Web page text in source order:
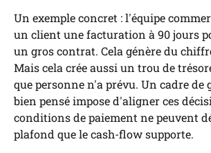
Un exemple concret : l'équipe
un client une facturation à 90 jours
un gros contrat. Cela génère du
Mais cela crée aussi un trou de
que personne n'a prévu. Un cadre de
bien pensé impose d'aligner ces
conditions de paiement ne peuvent
plafond que le cash-flow supporte.